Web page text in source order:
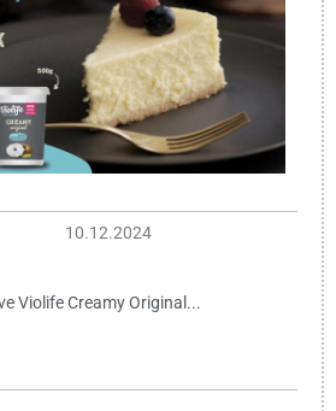
10.12.2024
Violife Creamy Original...